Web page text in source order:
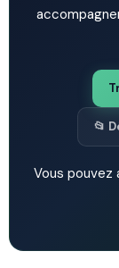
📂
Vous pouvez